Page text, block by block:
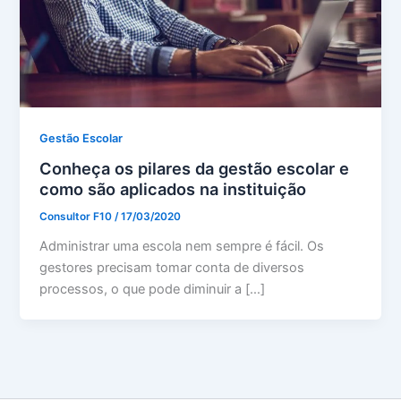
Gestão Escolar
Conheça os pilares da gestão escolar e
como são aplicados na instituição
Consultor F10/17/03/2020
Administrar uma escola nem sempre é fácil. Os
gestores precisam tomar conta de diversos
processos, o que pode diminuir a […]